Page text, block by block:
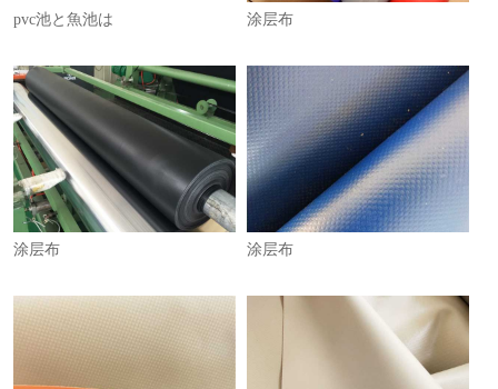
pvc池と魚池は 涂层布
涂层布 涂层布